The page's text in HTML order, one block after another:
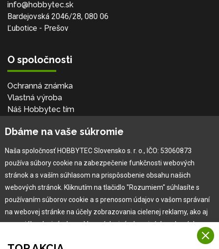
info@hobbytec.sk
Bardejovská 2046/28, 080 06
Ľubotice - Prešov
O spoločnosti
Ochranná známka
Vlastná výroba
Náš Hobbytec tím
Naša história
Pre zákazníka
Garancia najlepšej ceny
Užívateľský manuál
Dbáme na vaše súkromie
Naša spoločnosť HOBBYTEC Slovensko s. r. o., IČO: 53060873
používa súbory cookie na zabezpečenie funkčnosti webových
stránok a s vaším súhlasom na prispôsobenie obsahu našich
webových stránok. Kliknutím na tlačidlo "Rozumiem" súhlasíte s
používaním súborov cookie a s prenosom údajov o vašom správaní
na webovej stránke na účely zobrazovania cielenej reklamy, ako aj
na sociálnych sieťach a reklamných sieťach na iných webových